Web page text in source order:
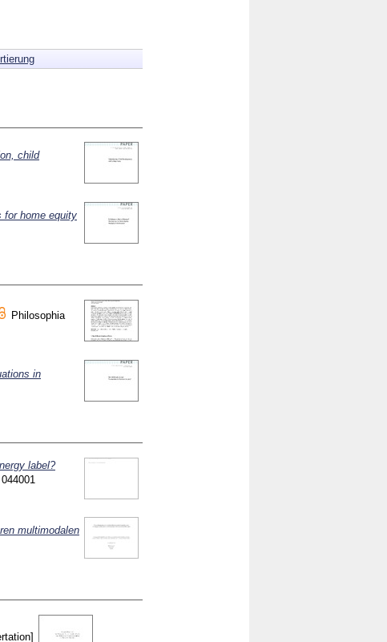
child
for home equity
Philosophia
in
label?
multimodalen